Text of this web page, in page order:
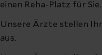
einen Reha-Platz für Sie.
Unsere Ärzte stellen
aus.